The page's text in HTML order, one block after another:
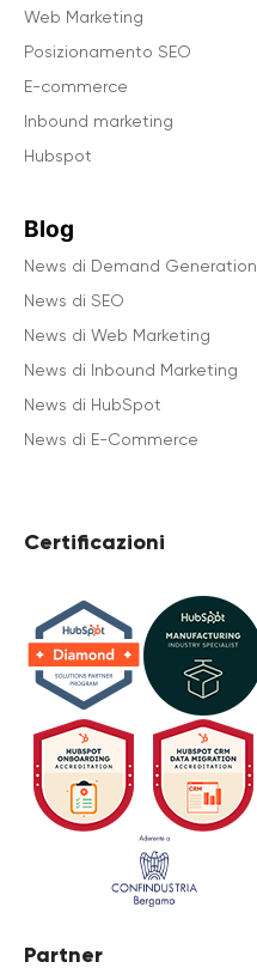
Web Marketing
Posizionamento SEO
E-commerce
Inbound marketing
Hubspot
Blog
News di Demand Generation
News di SEO
News di Web Marketing
News di Inbound Marketing
News di HubSpot
News di E-Commerce
Certificazioni
Partner